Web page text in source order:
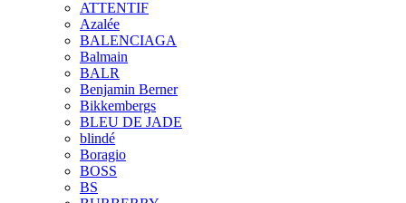
ATTENTIF
Azalée
BALENCIAGA
Balmain
BALR
Benjamin Berner
Bikkembergs
BLEU DE JADE
blindé
Boragio
BOSS
BS